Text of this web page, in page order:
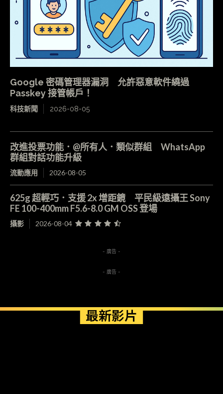
Google 密碼管理器漏洞 允許惡意軟件繞過
Passkey 接管帳戶！
科技新聞 2026-08-05
改進投票功能．@所有人．類似群組 WhatsApp
群組對話功能升級
流動應用 2026-08-05
625g 超輕巧．支援 2x 增距鏡 平民級遠攝王 Sony
FE 100-400mm F5.6-8.0 GM OSS 登場
攝影 2026-08-04
- 廣告 -
- 廣告 -
最新影片